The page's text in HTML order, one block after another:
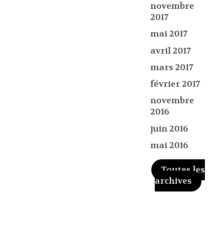
novembre
2017
mai 2017
avril 2017
mars 2017
février 2017
novembre
2016
juin 2016
mai 2016
Toutes les
archives